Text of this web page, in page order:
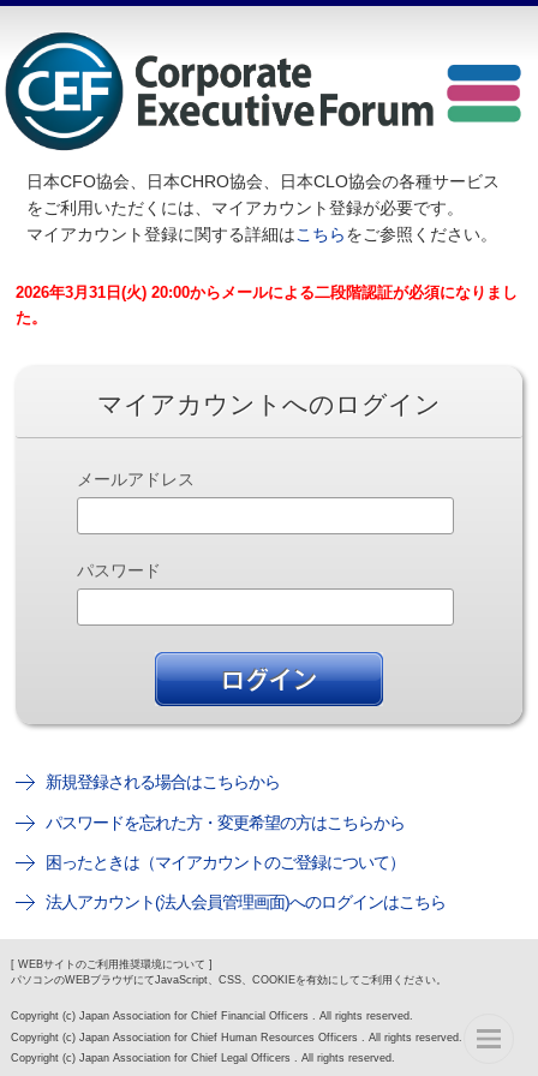
日本CFO協会、日本CHRO協会、日本CLO協会の各種サービス
をご利用いただくには、マイアカウント登録が必要です。
マイアカウント登録に関する詳細はこちらをご参照ください。
2026年3月31日(火) 20:00からメールによる二段階認証が必須になりまし
た。
マイアカウントへのログイン
メールアドレス
パスワード
新規登録される場合はこちらから
パスワードを忘れた方・変更希望の方はこちらから
困ったときは（マイアカウントのご登録について）
法人アカウント(法人会員管理画面)へのログインはこちら
[ WEBサイトのご利用推奨環境について ]
パソコンのWEBブラウザにてJavaScript、CSS、COOKIEを有効にしてご利用ください。
Copyright (c) Japan Association for Chief Financial Officers . All rights reserved.
Copyright (c) Japan Association for Chief Human Resources Officers . All rights reserved.
Copyright (c) Japan Association for Chief Legal Officers . All rights reserved.